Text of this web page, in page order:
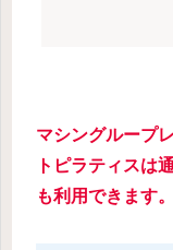
マシングループ
トピラティスは
も利用できます。